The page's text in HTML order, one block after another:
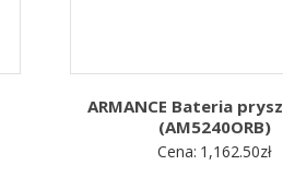
ARMANCE Bateria
(AM5240ORB)
Cena: 1,162.50zł